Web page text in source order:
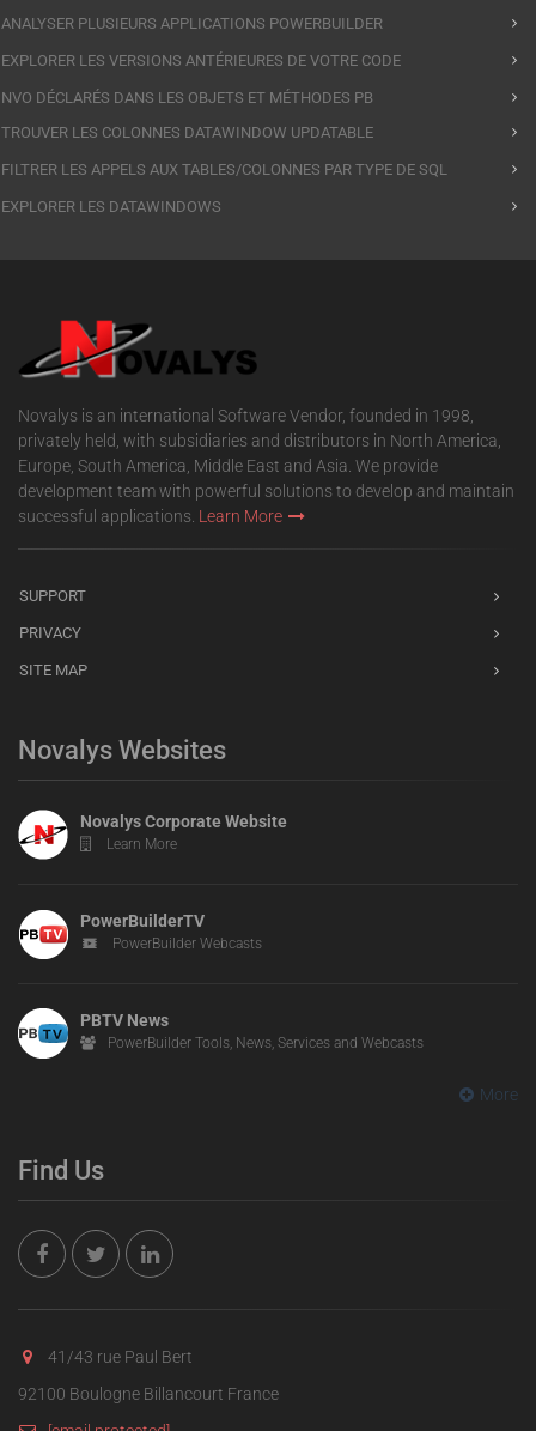
ANALYSER PLUSIEURS APPLICATIONS POWERBUILDER
EXPLORER LES VERSIONS ANTÉRIEURES DE VOTRE CODE
NVO DÉCLARÉS DANS LES OBJETS ET MÉTHODES PB
TROUVER LES COLONNES DATAWINDOW UPDATABLE
FILTRER LES APPELS AUX TABLES/COLONNES PAR TYPE DE SQL
EXPLORER LES DATAWINDOWS
Novalys is an international Software Vendor, founded in 1998,
privately held, with subsidiaries and distributors in North America,
Europe, South America, Middle East and Asia. We provide
development team with powerful solutions to develop and maintain
successful applications. Learn More
SUPPORT
PRIVACY
SITE MAP
Novalys Websites
Novalys Corporate Website
Learn More
PowerBuilderTV
PowerBuilder Webcasts
PBTV News
PowerBuilder Tools, News, Services and Webcasts
More
Find Us
41/43 rue Paul Bert
92100 Boulogne Billancourt France